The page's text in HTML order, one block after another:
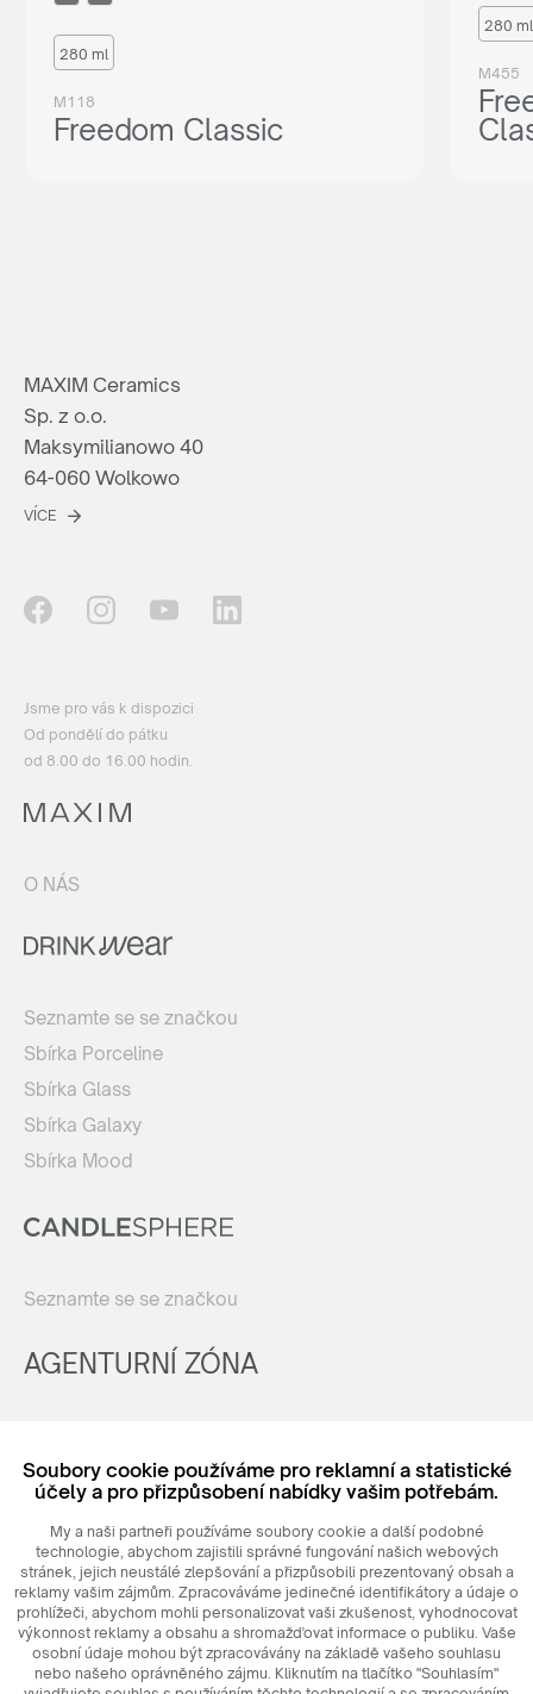
280 ml
M118
Freedom Classic
280 ml
M455
MAXIM Ceramics
Sp. z o.o.
Maksymilianowo 40
64-060 Wolkowo
VÍCE
Jsme pro vás k dispozici
Od pondělí do pátku
od 8.00 do 16.00 hodin.
O NÁS
Seznamte se se značkou
Sbírka Porceline
Sbírka Glass
Sbírka Galaxy
Sbírka Mood
Seznamte se se značkou
AGENTURNÍ ZÓNA
Login
© 2026MAXIM Ceramics Sp. z o. o.
Soubory cookie používáme pro reklamní a statistické
účely a pro přizpůsobení nabídky vašim potřebám.
My a naši partneři používáme soubory cookie a další podobné
technologie, abychom zajistili správné fungování našich webových
stránek, jejich neustálé zlepšování a přizpůsobili prezentovaný obsah a
reklamy vašim zájmům. Zpracováváme jedinečné identifikátory a údaje o
prohlížeči, abychom mohli personalizovat vaši zkušenost, vyhodnocovat
výkonnost reklamy a obsahu a shromažďovat informace o publiku. Vaše
osobní údaje mohou být zpracovávány na základě vašeho souhlasu
nebo našeho oprávněného zájmu. Kliknutím na tlačítko "Souhlasím"